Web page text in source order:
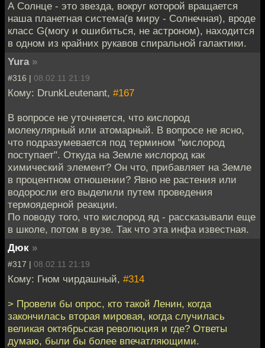
А Солнце - это звезда, вокруг которой вращается
наша планетная система(в миру - Солнечная), вроде
класс G(могу и ошибиться, не астроном), находится
в одном из крайних рукавов спиральной галактики.
Yura »
#316 | 08.02.11 21:19
Кому: DrunkLeutenant, #167
В вопросе не уточняется, что кислород
молекулярный или атомарный. В вопросе не ясно,
что подразумевается под термином "кислород
поступает". Откуда на Земле кислород как
химический элемент? Он что, прибавляет на Земле
в процентном отношении? Явно не растения или
водоросли его выделили путем проведения
термоядерной реакции.
По поводу того, что кислород яд - рассказывали еще
в школе, потом в вузе. Так что эта инфа известная.
Дюк »
#317 | 08.02.11 21:19
Кому: Гном чирдашный, #314
> Провели бы опрос, кто такой Ленин, когда
закончилась вторая мировая, когда случилась
великая октябрьская революция и где? Ответы
думаю, были бы более впечатляющими.